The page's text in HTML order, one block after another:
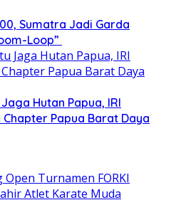
Sumatra Jadi Garda
Loop”
Hutan Papua, IRI
Papua Barat Daya